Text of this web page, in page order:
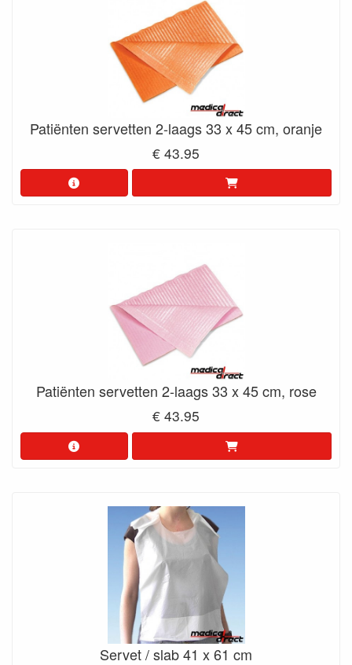
Patiënten servetten 2-laags 33 x 45 cm, oranje
€ 43.95
Patiënten servetten 2-laags 33 x 45 cm, rose
€ 43.95
Servet / slab 41 x 61 cm